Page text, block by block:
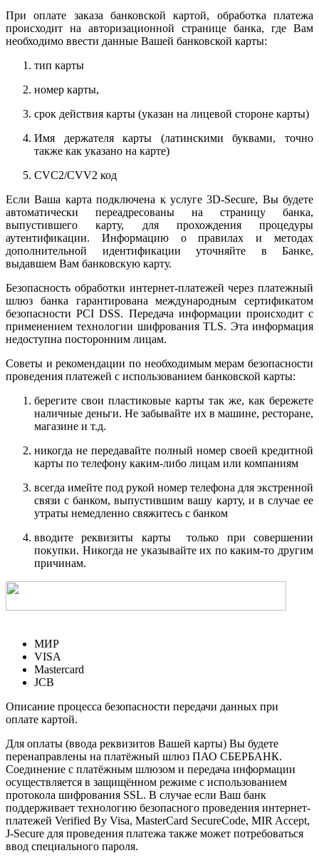
При оплате заказа банковской картой, обработка платежа
происходит на авторизационной странице банка, где Вам
необходимо ввести данные Вашей банковской карты:
тип карты
номер карты,
срок действия карты (указан на лицевой стороне карты)
Имя держателя карты (латинскими буквами, точно
также как указано на карте)
CVC2/CVV2 код
Если Ваша карта подключена к услуге 3D-Secure, Вы будете
автоматически переадресованы на страницу банка,
выпустившего карту, для прохождения процедуры
аутентификации. Информацию о правилах и методах
дополнительной идентификации уточняйте в Банке,
выдавшем Вам банковскую карту.
Безопасность обработки интернет-платежей через платежный
шлюз банка гарантирована международным сертификатом
безопасности PCI DSS. Передача информации происходит с
применением технологии шифрования TLS. Эта информация
недоступна посторонним лицам.
Советы и рекомендации по необходимым мерам безопасности
проведения платежей с использованием банковской карты:
берегите свои пластиковые карты так же, как бережете
наличные деньги. Не забывайте их в машине, ресторане,
магазине и т.д.
никогда не передавайте полный номер своей кредитной
карты по телефону каким-либо лицам или компаниям
всегда имейте под рукой номер телефона для экстренной
связи с банком, выпустившим вашу карту, и в случае ее
утраты немедленно свяжитесь с банком
вводите реквизиты карты только при совершении
покупки. Никогда не указывайте их по каким-то другим
причинам.
МИР
VISA
Mastercard
JCB
Описание процесса безопасности передачи данных при
оплате картой.
Для оплаты (ввода реквизитов Вашей карты) Вы будете
перенаправлены на платёжный шлюз ПАО СБЕРБАНК.
Соединение с платёжным шлюзом и передача информации
осуществляется в защищённом режиме с использованием
протокола шифрования SSL. В случае если Ваш банк
поддерживает технологию безопасного проведения интернет-
платежей Verified By Visa, MasterCard SecureCode, MIR Accept,
J-Secure для проведения платежа также может потребоваться
ввод специального пароля.